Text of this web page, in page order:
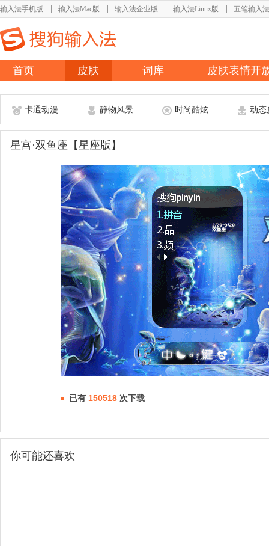
输入法手机版 输入法Mac版 输入法企业版 输入法Linux版 五笔输入法
首页 皮肤 词库 皮肤表情开
卡通动漫 静物风景 时尚酷炫 动态
星宫·双鱼座【星座版】
已有 150518 次下载
你可能还喜欢